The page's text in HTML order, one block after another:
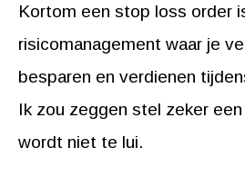
Kortom een stop loss order
risicomanagement waar je
besparen en verdienen
Ik zou zeggen stel zeker
wordt niet te lui.